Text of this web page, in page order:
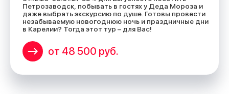
Петрозаводск, побывать в гостях у Деда Мороза и
даже выбрать экскурсию по душе. Готовы провести
незабываемую новогоднюю ночь и праздничные дни
в Карелии? Тогда этот тур – для Вас!
от 48 500 руб.